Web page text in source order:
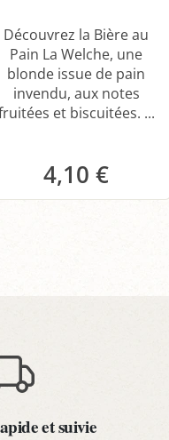
Découvrez la Bière au
Pain La Welche, une
blonde issue de pain
invendu, aux notes
et biscuitées. ...
4,10 €
et suivie